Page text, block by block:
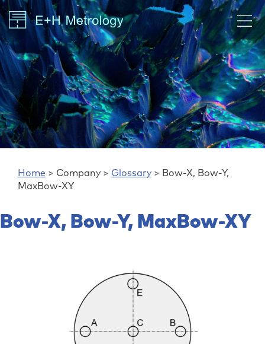
Home > Company > Glossary > Bow-X, Bow-Y,
MaxBow-XY
Bow-X, Bow-Y, MaxBow-XY